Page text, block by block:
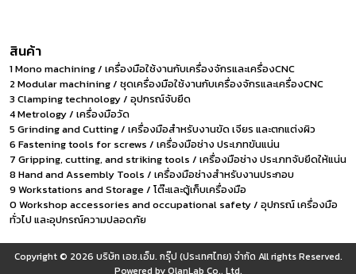
สินค้า
1 Mono machining / เครื่องมือใช้งานกับเครื่องจักรและเครื่องCNC
2 Modular machining / ชุดเครื่องมือใช้งานกับเครื่องจักรและเครื่องCNC
3 Clamping technology / อุปกรณ์จับยึด
4 Metrology / เครื่องมือวัด
5 Grinding and Cutting / เครื่องมือสำหรับงานขัด เจียร และตกแต่งผิว
6 Fastening tools for screws / เครื่องมือช่าง ประเภทขันแน่น
7 Gripping, cutting, and striking tools / เครื่องมือช่าง ประเภทจับยึดให้แน่น
8 Hand and Assembly Tools / เครื่องมือช่างสำหรับงานประกอบ
9 Workstations and Storage / โต๊ะและตู้เก็บเครื่องมือ
0 Workshop accessories and occupational safety / อุปกรณ์ เครื่องมือ
ทั่วไป และอุปกรณ์ความปลอดภัย
Copyright © 2026 บริษัท เอช.เอ็ม. กรุ๊ป (ประเทศไทย) จำกัด All rights Reserved.